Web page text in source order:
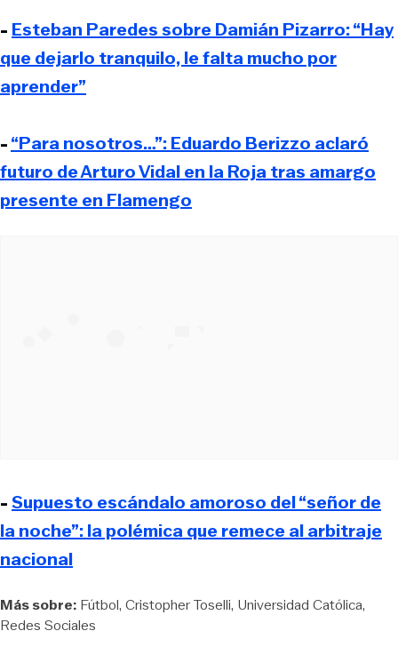
- Esteban Paredes sobre Damián Pizarro: “Hay
que dejarlo tranquilo, le falta mucho por
aprender”
-“Para nosotros…”: Eduardo Berizzo aclaró
futuro de Arturo Vidal en la Roja tras amargo
presente en Flamengo
-Supuesto escándalo amoroso del “señor de
la noche”: la polémica que remece al arbitraje
nacional
Más sobre: Fútbol Cristopher Toselli Universidad Católica
Redes Sociales